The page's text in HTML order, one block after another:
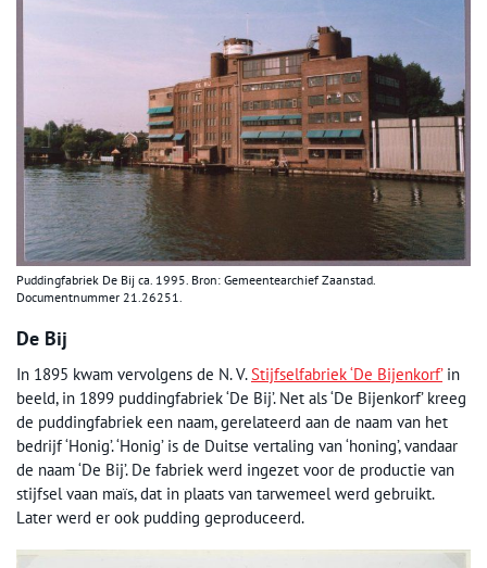
Puddingfabriek De Bij ca. 1995. Bron: Gemeentearchief Zaanstad.
Documentnummer 21.26251.
De Bij
In 1895 kwam vervolgens de N. V.Stijfselfabriek ‘De Bijenkorf’in
beeld, in 1899 puddingfabriek ‘De Bij’. Net als ‘De Bijenkorf’ kreeg
de puddingfabriek een naam, gerelateerd aan de naam van het
bedrijf ‘Honig’. ‘Honig’ is de Duitse vertaling van ‘honing’, vandaar
de naam ‘De Bij’. De fabriek werd ingezet voor de productie van
stijfsel vaan maïs, dat in plaats van tarwemeel werd gebruikt.
Later werd er ook pudding geproduceerd.